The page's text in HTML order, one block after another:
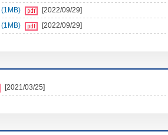
[2022/09/29]
[2022/09/29]
[2021/03/25]